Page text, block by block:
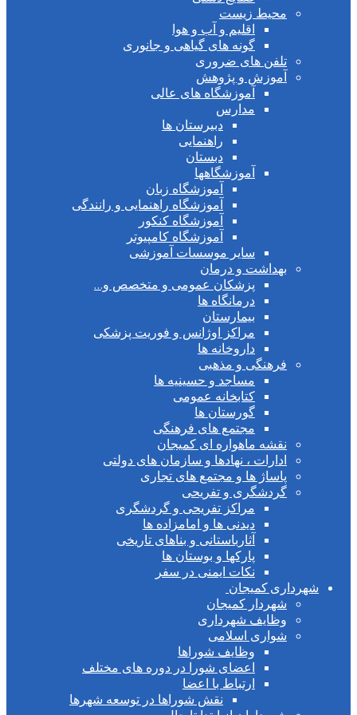
محیط زیست
اقلیم و آب و هوا
گونه های گیاهی و جانوری
تلفن های ضروری
آموزش و پژوهش
آموزشگاه های عالی
دبیرستان ها
آموزشگاهها
آموزشگاه زبان
آموزشگاه راهنمایی و رانندگی
آموزشگاه کنکور
آموزشگاه کامپیوتر
سایر موسسات آموزشی
بهداشت و درمان
پزشکان عمومی و متخصص و…
درمانگاه ها
بیمارستان
مراکز اوژانس و فوریت پزشکی
داروخانه ها
فرهنگی و مذهبی
مساجد و حسینیه ها
کتابخانه عمومی
گورستان ها
مجتمع های فرهنگی
نقشه ماهواره ای کمیجان
ادارات ، نهادها و سازمان های دولتی
پاساژ ها و مجتمع های تجاری
گردشگری و تفریحی
مراکز تفریحی و گردشگری
دیدنی ها و امامزاده ها
آثارباستانی و بناهای تاریخی
پارکها و بوستان ها
نکات ایمنی در سفر
کمیجان
شهردار کمیجان
وظایف شهرداری
شواری اسلامی
وظایف شوراها
اعضای شورا در دوره های مختلف
ارتباط با اعضا
نقش شوراها در توسعه شهرها